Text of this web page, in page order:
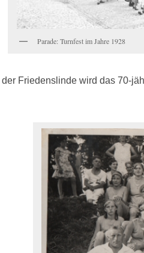
Parade: Turnfest im Jahre 1928
Friedenslinde wird das 70-